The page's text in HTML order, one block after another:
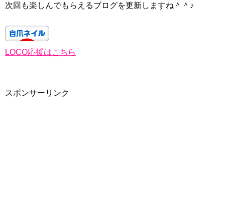
次回も楽しんでもらえるブログを更新しますね＾＾♪
LOCO応援はこちら
スポンサーリンク